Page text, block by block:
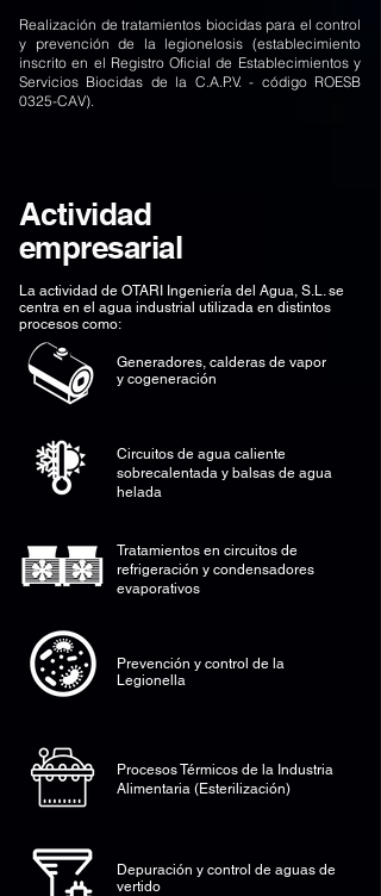
Realización de tratamientos biocidas para el control
y prevención de la legionelosis (establecimiento
inscrito en el Registro Oficial de Establecimientos y
Servicios Biocidas de la C.A.P.V. - código ROESB
0325-CAV).
Generadores, calderas de vapor
y cogeneración
Circuitos de agua caliente
sobrecalentada y balsas de agua
helada
Tratamientos en circuitos de
refrigeración y condensadores
evaporativos
Prevención y control de la
Legionella
Procesos Térmicos de la Industria
Alimentaria (Esterilización)
Depuración y control de aguas de
vertido
Actividad
empresarial
La actividad de OTARI Ingeniería del Agua, S.L. se
centra en el agua industrial utilizada en distintos
procesos como: